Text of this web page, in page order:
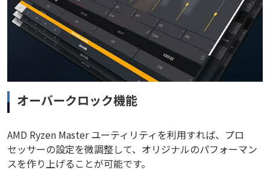
オーバークロック機能
AMD Ryzen Master ユーティリティを利用すれば、プロ
セッサーの設定を微調整して、オリジナルのパフォーマン
スを作り上げることが可能です。